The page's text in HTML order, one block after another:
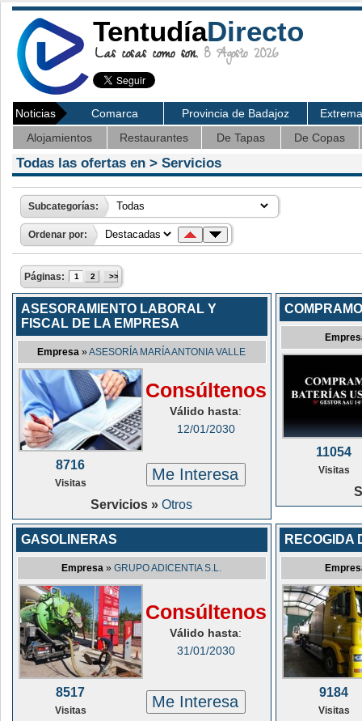
TentudíaDirecto
Las cosas como son. 8 Agosto 2026
Noticias Comarca Provincia de Badajoz
Alojamientos
Restaurantes De Tapas De Copas
Todas las ofertas en > Servicios
Subcategorías:
Ordenar por:
Páginas: 1 2 >>
ASESORAMIENTO LABORAL Y
FISCAL DE LA EMPRESA
Empresa »ASESORÍA MARÍA ANTONIA VALLE
Consúltenos
Válido hasta:
12/01/2030
8716
Visitas Me Interesa
Servicios »Otros
11054
Visitas
GASOLINERAS
Empresa »GRUPO ADICENTIA S.L.
Consúltenos
Válido hasta:
31/01/2030
8517
Visitas Me Interesa
RECOGIDA
9184
Visitas